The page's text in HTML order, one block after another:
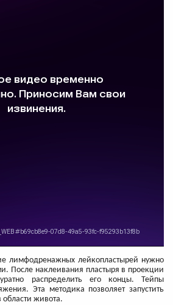
лимфодренажных лейкопластырей нужно
После наклеивания пластыря в проекции
распределить его концы. Тейпы
Эта методика позволяет запустить
живота.